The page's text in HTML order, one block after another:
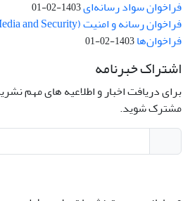
فراخوان سواد رسانه‌ای1403-02-01
فراخوان رسانه و امنیت (Media and Security)
فراخوان‌ها1403-02-01
اشتراک خبرنامه
برای دریافت اخبار و اطلاعیه های مهم
مشترک شوید.